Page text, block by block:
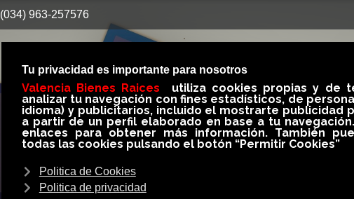
(034) 963-257576
Opiniones Clientes Servicios Blog Area Propietarios
Buscar Propiedades
MLS VALENCIA SIC